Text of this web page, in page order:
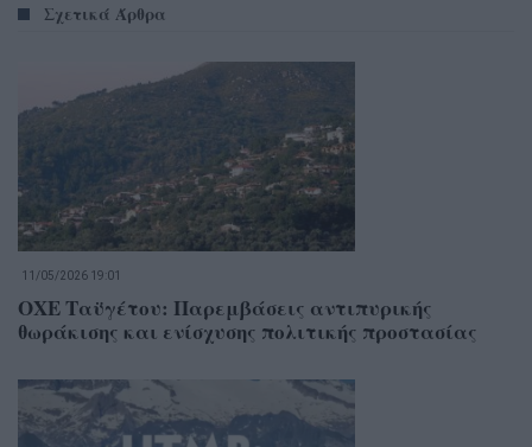
Σχετικά Άρθρα
11/05/2026 19:01
ΟΧΕ Ταϋγέτου: Παρεμβάσεις αντιπυρικής
θωράκισης και ενίσχυσης πολιτικής προστασίας